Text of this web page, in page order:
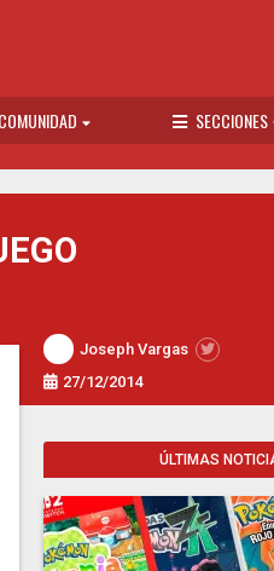
COMUNIDAD SECCIONES
Joseph Vargas
27/12/2014
ÚLTIMAS